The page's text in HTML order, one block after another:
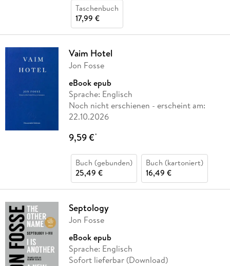
Taschenbuch
17,99 €
Vaim Hotel
Jon Fosse
eBook epub
Sprache: Englisch
Noch nicht erschienen - erscheint am:
22.10.2026
9,59 €*
Buch (gebunden)
25,49 €
Buch (kartoniert)
16,49 €
Septology
Jon Fosse
eBook epub
Sprache: Englisch
Sofort lieferbar (Download)